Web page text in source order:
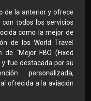
de la anterior y ofrece
todos los servicios
como la mejor de
de los World Travel
“Mejor FBO (Fixed
y fue destacada por su
personalizada,
ofrecida a la aviación